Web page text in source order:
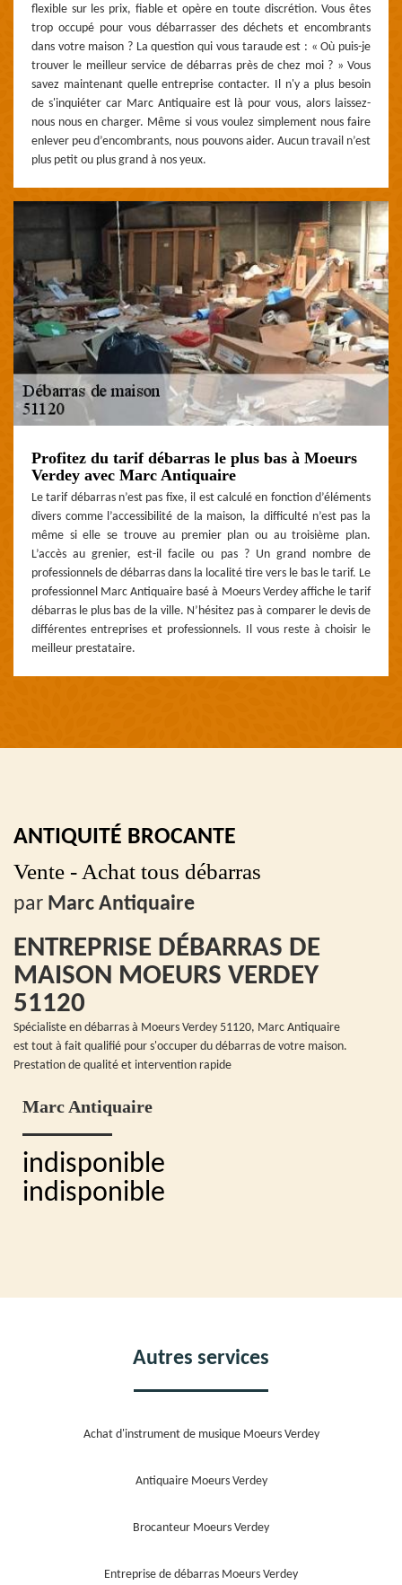
flexible sur les prix, fiable et opère en toute discrétion. Vous êtes
trop occupé pour vous débarrasser des déchets et encombrants
dans votre maison ? La question qui vous taraude est : « Où puis-je
trouver le meilleur service de débarras près de chez moi ? » Vous
savez maintenant quelle entreprise contacter. Il n'y a plus besoin
de s'inquiéter car Marc Antiquaire est là pour vous, alors laissez-
nous nous en charger. Même si vous voulez simplement nous faire
enlever peu d’encombrants, nous pouvons aider. Aucun travail n’est
plus petit ou plus grand à nos yeux.
Profitez du tarif débarras le plus bas à Moeurs
Verdey avec Marc Antiquaire
Le tarif débarras n’est pas fixe, il est calculé en fonction d’éléments
divers comme l’accessibilité de la maison, la difficulté n’est pas la
même si elle se trouve au premier plan ou au troisième plan.
L’accès au grenier, est-il facile ou pas ? Un grand nombre de
professionnels de débarras dans la localité tire vers le bas le tarif. Le
professionnel Marc Antiquaire basé à Moeurs Verdey affiche le tarif
débarras le plus bas de la ville. N’hésitez pas à comparer le devis de
différentes entreprises et professionnels. Il vous reste à choisir le
meilleur prestataire.
ANTIQUITÉ BROCANTE
Vente - Achat tous débarras
par Marc Antiquaire
ENTREPRISE DÉBARRAS DE
MAISON MOEURS VERDEY
51120
Spécialiste en débarras à Moeurs Verdey 51120, Marc Antiquaire
est tout à fait qualifié pour s'occuper du débarras de votre maison.
Prestation de qualité et intervention rapide
Marc Antiquaire
indisponible
indisponible
Autres services
Achat d'instrument de musique Moeurs Verdey
Antiquaire Moeurs Verdey
Brocanteur Moeurs Verdey
Entreprise de débarras Moeurs Verdey